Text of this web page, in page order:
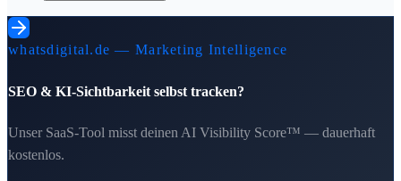
whatsdigital.de — Marketing Intelligence
SEO & KI-Sichtbarkeit selbst tracken?
Unser SaaS-Tool misst deinen AI Visibility Score™ — dauerhaft
kostenlos.